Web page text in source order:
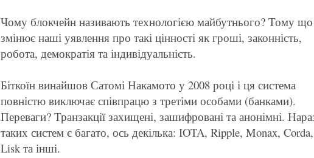
Чому блокчейн називають технологією майбутнього? Тому що
змінює наші уявлення про такі цінності як гроші, законність,
робота, демократія та індивідуальність.
Біткоїн винайшов Сатомі Накамото у 2008 році і ця система
повністю виключає співпрацю з третіми особами (банками).
Переваги? Транзакції захищені, зашифровані та анонімні.
таких систем є багато, ось декілька: IOTA, Ripple, Monax, Corda,
Lisk та інші.